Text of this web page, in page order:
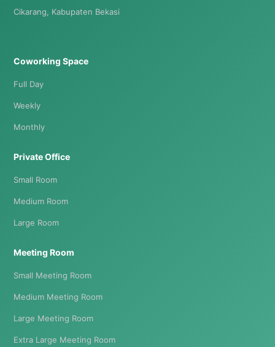
Cikarang, Kabupaten Bekasi
Coworking Space
Full Day
Weekly
Monthly
Private Office
Small Room
Medium Room
Large Room
Meeting Room
Small Meeting Room
Medium Meeting Room
Large Meeting Room
Extra Large Meeting Room